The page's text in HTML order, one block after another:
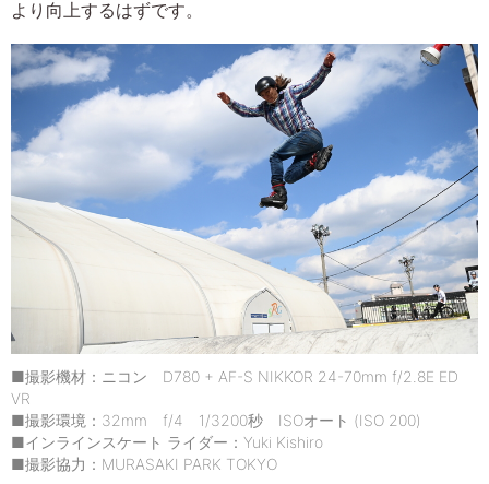
より向上するはずです。
■撮影機材：ニコン D780 + AF-S NIKKOR 24-70mm f/2.8E ED
VR
■撮影環境：32mm f/4 1/3200秒 ISOオート (ISO 200)
■インラインスケート ライダー：Yuki Kishiro
■撮影協力：MURASAKI PARK TOKYO